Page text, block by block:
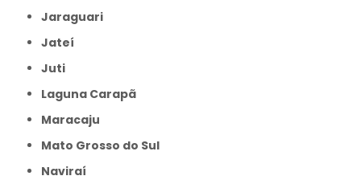
Jaraguari
Jateí
Juti
Laguna Carapã
Maracaju
Mato Grosso do Sul
Naviraí